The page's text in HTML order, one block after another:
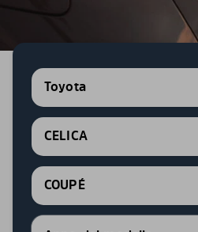
Toyota
CELICA
COUPÉ